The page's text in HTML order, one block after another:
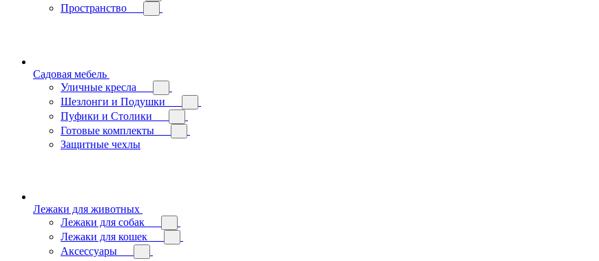
Пространство
Садовая мебель
Уличные кресла
Шезлонги и Подушки
Пуфики и Столики
Готовые комплекты
Защитные чехлы
Лежаки для животных
Лежаки для собак
Лежаки для кошек
Аксессуары